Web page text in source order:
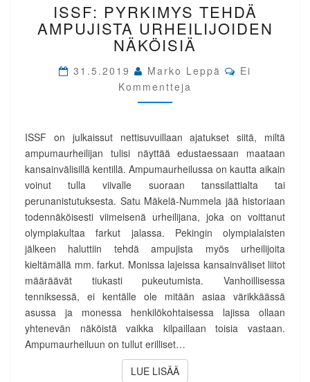
PYRKIMYS
TEHDÄ
AMPUJISTA
URHEILIJOIDEN
NÄKÖISIÄ
ISSF: PYRKIMYS TEHDÄ
AMPUJISTA URHEILIJOIDEN
NÄKÖISIÄ
31.5.2019 Marko Leppä Comments
Ei
Kommentteja
ISSF on julkaissut nettisuvuillaan ajatukset siitä, miltä
ampumaurheilijan tulisi näyttää edustaessaan maataan
kansainvälisillä kentillä. Ampumaurheilussa on kautta aikain
voinut tulla viivalle suoraan tanssilattialta tai
perunanistutuksesta. Satu Mäkelä-Nummela jää historiaan
todennäköisesti viimeisenä urheilijana, joka on voittanut
olympiakultaa farkut jalassa. Pekingin olympialaisten
jälkeen haluttiin tehdä ampujista myös urheilijoita
kieltämällä mm. farkut. Monissa lajeissa kansainväliset liitot
määräävät tiukasti pukeutumista. Vanhoillisessa
tenniksessä, ei kentälle ole mitään asiaa värikkäässä
asussa ja monessa henkilökohtaisessa lajissa ollaan
yhtenevän näköistä vaikka kilpaillaan toisia vastaan.
Ampumaurheiluun on tullut erilliset…
LUE LISÄÄLUE LISÄÄ